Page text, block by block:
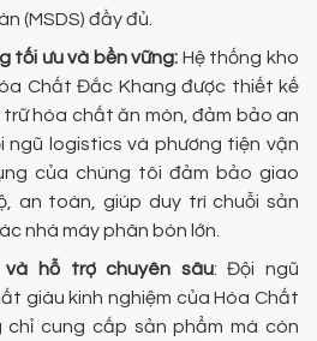
(MSDS) đầy đủ.
tối ưu và bền vững: Hệ thống kho
Chất Đắc Khang được thiết kế
hóa chất ăn mòn, đảm bảo an
ngũ logistics và phương tiện vận
của chúng tôi đảm bảo giao
an toàn, giúp duy trì chuỗi sản
nhà máy phân bón lớn.
hỗ trợ chuyên sâu: Đội ngũ
giàu kinh nghiệm của Hóa Chất
chỉ cung cấp sản phẩm mà còn